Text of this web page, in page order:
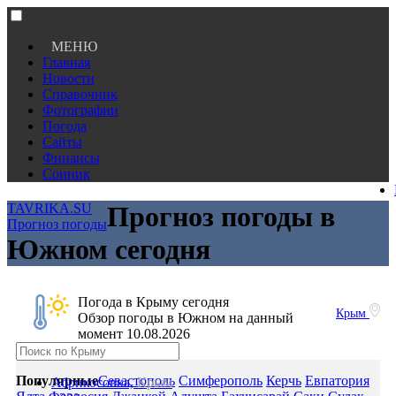
МЕНЮ
Главная
Новости
Справочник
Фотографии
Погода
Сайты
Финансы
Сонник
TAVRIKA.SU
Прогноз погодыПрогноз погоды в
Южном сегодня
Крым
Погода в Крыму сегодня
Обзор погоды в Южном на данный
момент 10.08.2026
Абрикосовка,Крым
ПопулярныеСевастополь Симферополь Керчь Евпатория